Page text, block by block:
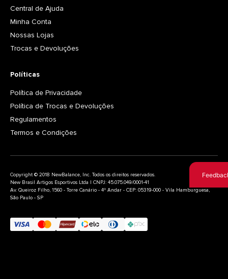
Central de Ajuda
Minha Conta
Nossas Lojas
Trocas e Devoluções
Políticas
Política de Privacidade
Política de Trocas e Devoluções
Regulamentos
Termos e Condições
Copyright © 2018 NewBalance, Inc. Todos os direitos reservados.
New Brasil Artigos Esportivos Ltda | CNPJ: 45.075.049/0001-41
Av. Queiroz Filho, 1560 - Torre Canário - 4º Andar - CEP: 05319-000 - Vila Hamburguesa,
São Paulo - SP